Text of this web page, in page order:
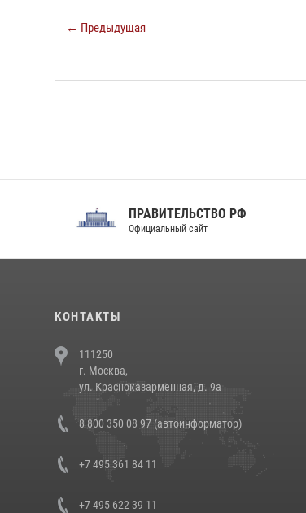
← Предыдущая
ПРАВИТЕЛЬСТВО РФ
Официальный сайт
КОНТАКТЫ
111250
г. Москва,
ул. Красноказарменная, д. 9а
8 800 350 08 97 (автоинформатор)
+7 495 361 84 11
+7 495 622 39 11